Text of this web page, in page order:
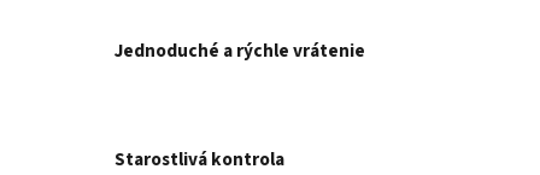
Jednoduché a rýchle vrátenie
Starostlivá kontrola